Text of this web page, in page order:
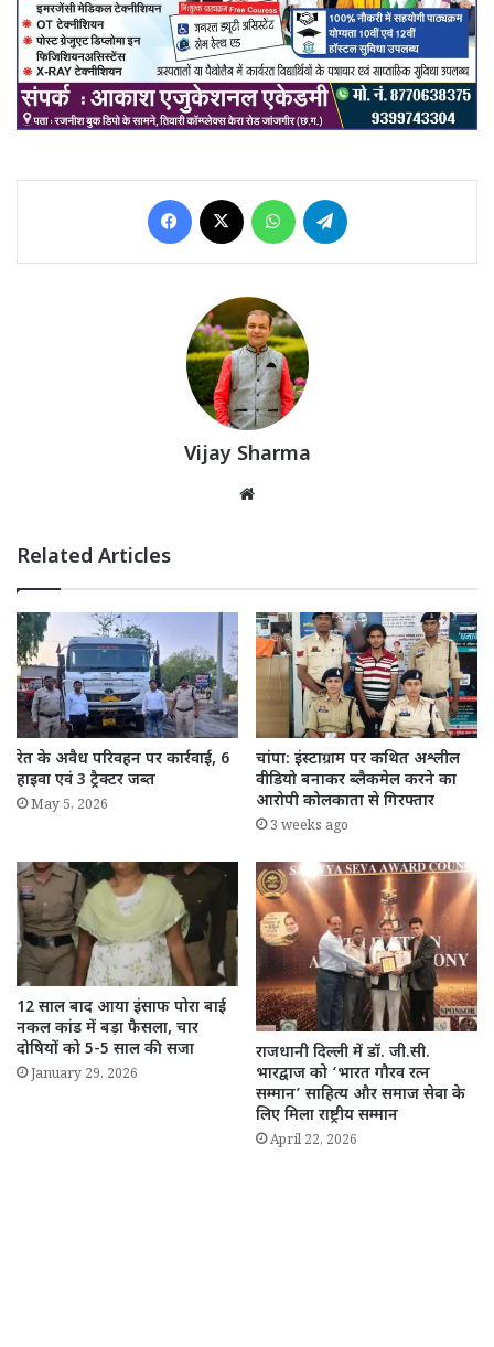
Facebook WhatsApp
Vijay Sharma
Related Articles
रेत के अवैध परिवहन पर कार्रवाई, 6
हाइवा एवं 3 ट्रैक्टर जब्त
May 5, 2026
चांपा: इंस्टाग्राम पर कथित अश्लील
वीडियो बनाकर ब्लैकमेल करने का
आरोपी कोलकाता से गिरफ्तार
3 weeks ago
12 साल बाद आया इंसाफ पोरा बाई
नकल कांड में बड़ा फैसला, चार
दोषियों को 5-5 साल की सजा
January 29, 2026
राजधानी दिल्ली में डॉ. जी.सी.
भारद्वाज को ‘भारत गौरव रत्न
सम्मान’ साहित्य और समाज सेवा के
लिए मिला राष्ट्रीय सम्मान
April 22, 2026